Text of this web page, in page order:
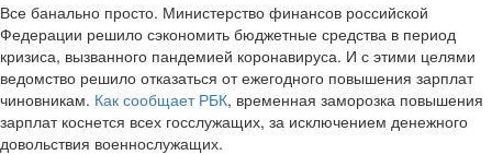
Все банально просто. Министерство финансов российской
Федерации решило сэкономить бюджетные средства в период
кризиса, вызванного пандемией коронавируса. И с этими целями
ведомство решило отказаться от ежегодного повышения зарплат
чиновникам. Как сообщает РБК, временная заморозка повышения
зарплат коснется всех госслужащих, за исключением денежного
довольствия военнослужащих.